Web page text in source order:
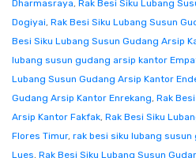
Dharmasraya, Rak Besi Siku Lubang
Dogiyai, Rak Besi Siku Lubang Susun
Besi Siku Lubang Susun Gudang Arsip
lubang susun gudang arsip kantor
Lubang Susun Gudang Arsip Kantor
Gudang Arsip Kantor Enrekang, Rak
Arsip Kantor Fakfak, Rak Besi Siku
Flores Timur, rak besi siku lubang
Lues, Rak Besi Siku Lubang Susun